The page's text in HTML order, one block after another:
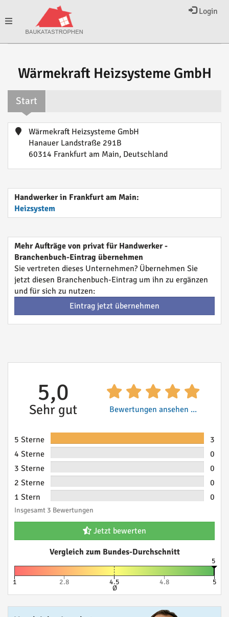
Login
Toggle
Wärmekraft Heizsysteme GmbH
Start
Wärmekraft Heizsysteme GmbH
Hanauer Landstraße 291B
60314 Frankfurt am Main, Deutschland
Handwerker in Frankfurt am Main:
Heizsystem
Mehr Aufträge von privat für Handwerker -
Branchenbuch-Eintrag übernehmen
Sie vertreten dieses Unternehmen? Übernehmen Sie
jetzt diesen Branchenbuch-Eintrag um ihn zu ergänzen
und für sich zu nutzen:
Eintrag jetzt übernehmen
5,0
Sehr gut Bewertungen ansehen ...
5 Sterne
3
4 Sterne
0
3 Sterne
0
2 Sterne
0
1 Stern
0
Insgesamt 3 Bewertungen
Jetzt bewerten
Vergleich zum Bundes-Durchschnitt
5
1 2.8 4.5
Ø
4.8 5